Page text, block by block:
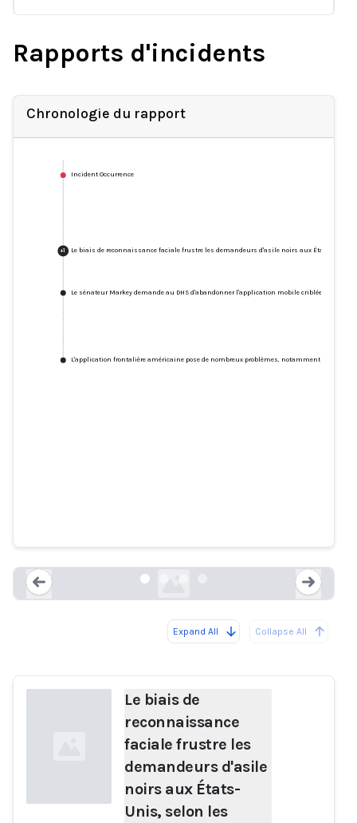
Rapports d'incidents
Chronologie du rapport
Incident Occurrence
+1 Le biais de reconnaissance faciale frustre les demandeurs d'asile noirs aux États-Unis,
Le sénateur Markey demande au DHS d'abandonner l'application mobile criblée de
L'application frontalière américaine pose de nombreux problèmes, notamment la
Expand All Collapse All
Le biais de
reconnaissance
faciale frustre les
demandeurs d'asile
noirs aux États-
Unis, selon les